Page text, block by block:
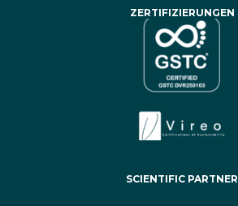
ZERTIFIZIERUNGEN
SCIENTIFIC PARTNER